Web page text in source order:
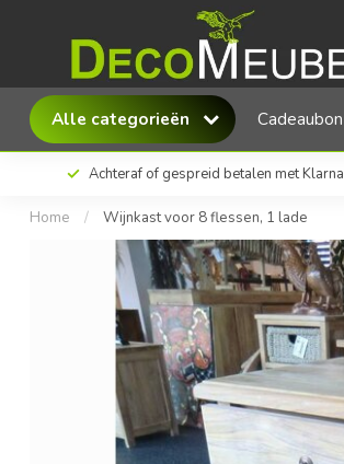
Alle categorieën Cadeaubon
Achteraf of gespreid betalen met Klarna
Home / Wijnkast voor 8 flessen, 1 lade
Eastfurn Wijnkast voor 8